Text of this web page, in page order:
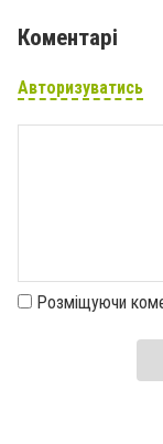
Коментарі
Авторизуватись
Розміщуючи